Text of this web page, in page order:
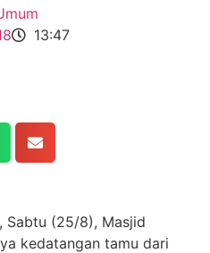
13:47
Sabtu (25/8), Masjid
kedatangan tamu dari